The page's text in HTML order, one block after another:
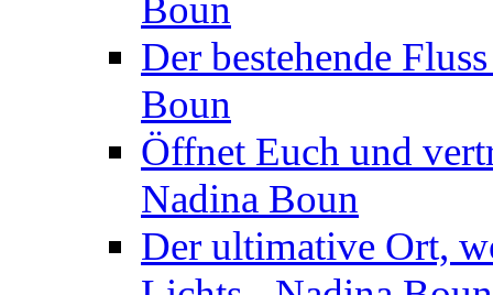
Der bestehende
Boun
Öffnet Euch und
Nadina Boun
Der ultimative Ort,